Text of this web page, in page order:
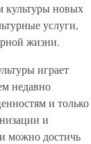
культуры новых
услуги,
жизни.
играет
недавно
и только
и
можно достичь